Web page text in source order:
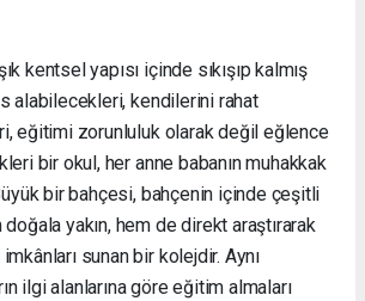
kentsel yapısı içinde sıkışıp kalmış
alabilecekleri, kendilerini rahat
eğitimi zorunluluk olarak değil eğlence
bir okul, her anne babanın muhakkak
bir bahçesi, bahçenin içinde çeşitli
doğala yakın, hem de direkt araştırarak
sunan bir kolejdir. Aynı
ilgi alanlarına göre eğitim almaları